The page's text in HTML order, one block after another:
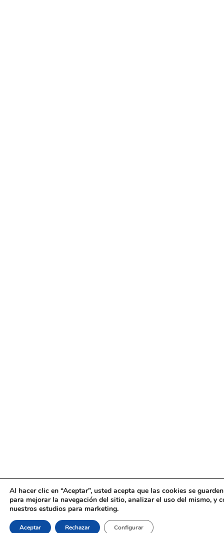
Al hacer clic en “Aceptar”, usted acepta que las cookies se
para mejorar la navegación del sitio, analizar el uso del mismo, y
nuestros estudios para marketing.
Aceptar Rechazar Configurar